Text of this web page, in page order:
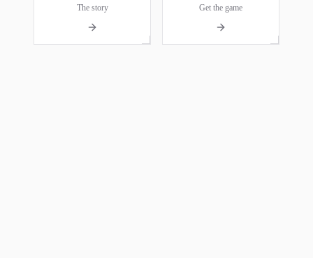
The story Get the game